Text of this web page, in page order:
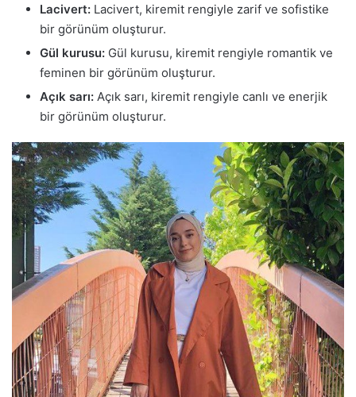
Lacivert: Lacivert, kiremit rengiyle zarif ve sofistike
bir görünüm oluşturur.
Gül kurusu: Gül kurusu, kiremit rengiyle romantik ve
feminen bir görünüm oluşturur.
Açık sarı: Açık sarı, kiremit rengiyle canlı ve enerjik
bir görünüm oluşturur.